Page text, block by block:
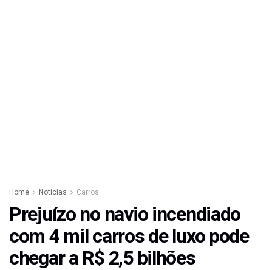
Home Notícias Carros
Prejuízo no navio incendiado
com 4 mil carros de luxo pode
chegar a R$ 2,5 bilhões